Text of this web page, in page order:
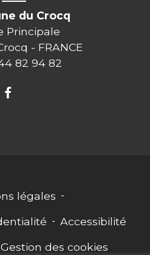
du Crocq
Principale
- FRANCE
82 94 82
légales -
- Accessibilité
Gestion des cookies